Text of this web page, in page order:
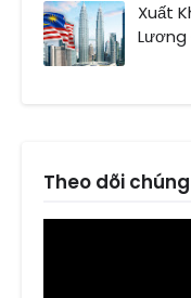
Xuất
Lương
Theo dõi